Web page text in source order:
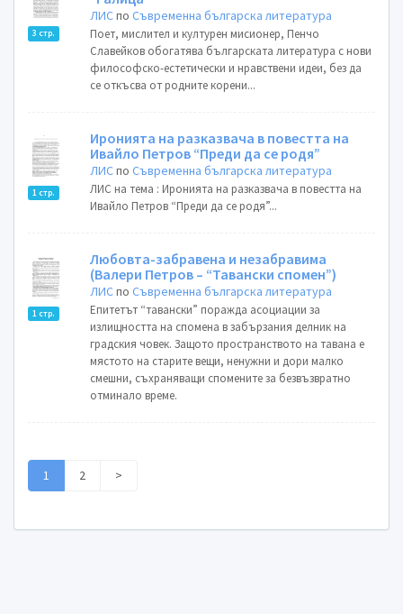
3 стр.
ЛИСпоСъвременна българска литература
Поет, мислител и културен мисионер, Пенчо
Славейков обогатява българската литература с нови
философско-естетически и нравствени идеи, без да
се откъсва от родните корени...
1 стр.
Иронията на разказвача в повестта на
Ивайло Петров “Преди да се родя”
ЛИСпоСъвременна българска литература
ЛИС на тема : Иронията на разказвача в повестта на
Ивайло Петров “Преди да се родя”...
1 стр.
Любовта-забравена и незабравима
(Валери Петров – “Тавански спомен”)
ЛИСпоСъвременна българска литература
Епитетът “тавански” поражда асоциации за
излищността на спомена в забързания делник на
градския човек. Защото пространството на тавана е
мястото на старите вещи, ненужни и дори малко
смешни, съхраняващи спомените за безвъзвратно
отминало време.
1 2 >